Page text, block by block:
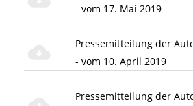
- vom 17. Mai 2019
Pressemitteilung der
- vom 10. April 2019
Pressemitteilung der